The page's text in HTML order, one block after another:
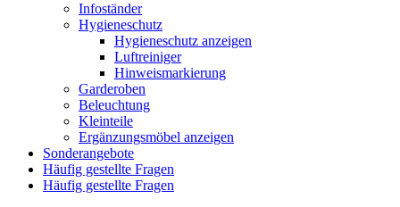
Infoständer
Hygieneschutz
Hygieneschutz anzeigen
Luftreiniger
Hinweismarkierung
Garderoben
Beleuchtung
Kleinteile
Ergänzungsmöbel anzeigen
Sonderangebote
Häufig gestellte Fragen
Häufig gestellte Fragen